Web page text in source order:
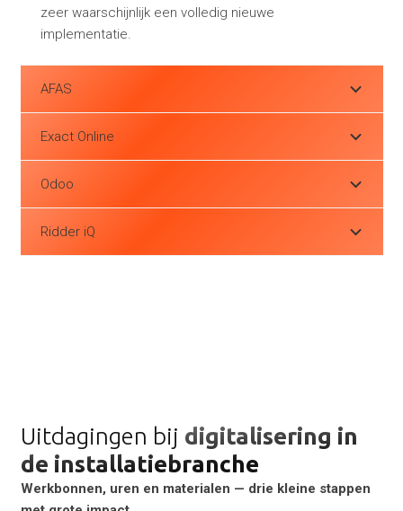
zeer waarschijnlijk een volledig nieuwe
implementatie.
AFAS
Exact Online
Odoo
Ridder iQ
Uitdagingen bij digitalisering in
de installatiebranche
Werkbonnen, uren en materialen — drie kleine stappen